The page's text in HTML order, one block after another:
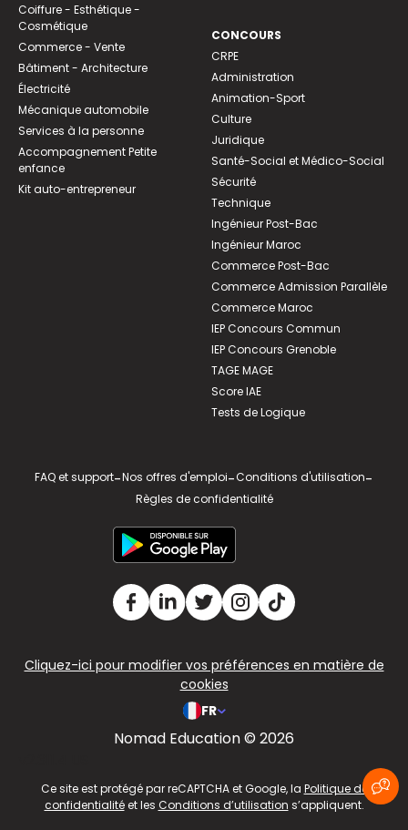
Coiffure - Esthétique -
Cosmétique
Commerce - Vente
Bâtiment - Architecture
Électricité
Mécanique automobile
Services à la personne
Accompagnement Petite
enfance
Kit auto-entrepreneur
CONCOURS
CRPE
Administration
Animation-Sport
Culture
Juridique
Santé-Social et Médico-Social
Sécurité
Technique
Ingénieur Post-Bac
Ingénieur Maroc
Commerce Post-Bac
Commerce Admission Parallèle
Commerce Maroc
IEP Concours Commun
IEP Concours Grenoble
TAGE MAGE
Score IAE
Tests de Logique
FAQ et support-Nos offres d'emploi-Conditions d'utilisation-
Règles de confidentialité
Cliquez-ici pour modifier vos préférences en matière de
cookies
FR
Nomad Education © 2026
Ce site est protégé par reCAPTCHA et Google, la Politique de
confidentialitéet les Conditions d’utilisation s’appliquent.